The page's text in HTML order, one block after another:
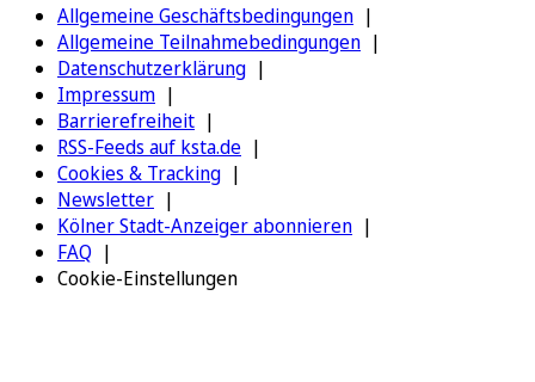
Allgemeine Geschäftsbedingungen
Allgemeine Teilnahmebedingungen
Datenschutzerklärung
Impressum
Barrierefreiheit
RSS-Feeds auf ksta.de
Cookies & Tracking
Newsletter
Kölner Stadt-Anzeiger abonnieren
FAQ
Cookie-Einstellungen